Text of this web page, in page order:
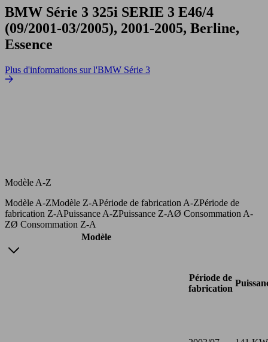
BMW Série 3 325i SERIE 3 E46/4
(09/2001-03/2005), 2001-2005, Berline,
Essence
Plus d'informations sur l'BMW Série 3
Modèle A-Z
Modèle A-ZModèle Z-APériode de fabrication A-ZPériode de
fabrication Z-APuissance A-ZPuissance Z-AØ Consommation A-
ZØ Consommation Z-A
Modèle
Période de
fabrication